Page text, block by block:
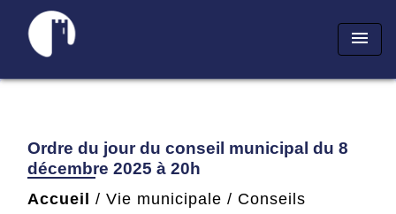
menu
Ordre du jour du conseil municipal du 8
décembre 2025 à 20h
Accueil / Vie municipale / Conseils